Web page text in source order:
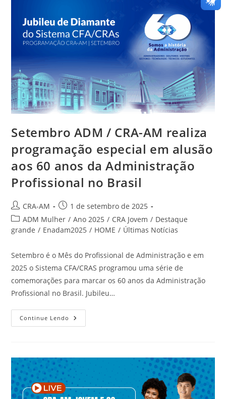
Setembro ADM / CRA-AM realiza
programação especial em alusão
aos 60 anos da Administração
Profissional no Brasil
CRA-AM
1 de setembro de 2025
ADM Mulher / Ano 2025 / CRA Jovem / Destaque
grande / Enadam2025 / HOME / Últimas Notícias
Setembro é o Mês do Profissional de Administração e em
2025 o Sistema CFA/CRAS programou uma série de
comemorações para marcar os 60 anos da Administração
Profissional no Brasil. Jubileu…
Continue Lendo